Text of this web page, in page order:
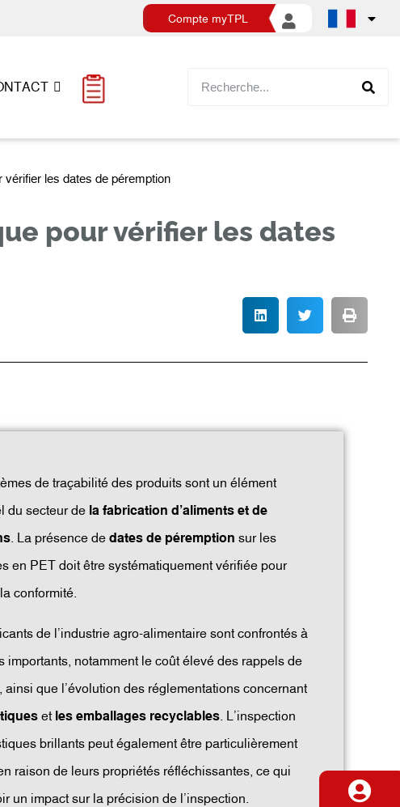
Compte myTPL
vérifier les dates de péremption
pour vérifier les dates
de traçabilité des produits sont un élément
du secteur de la fabrication d’aliments et de
. La présence dedates de péremption sur les
en PET doit être systématiquement vérifiée pour
conformité.
de l’industrie agro-alimentaire sont confrontés à
importants, notamment le coût élevé des rappels de
ainsi que l’évolution des réglementations concernant
et les emballages recyclables . L’inspection
brillants peut également être particulièrement
raison de leurs propriétés réfléchissantes, ce qui
un impact sur la précision de l’inspection.